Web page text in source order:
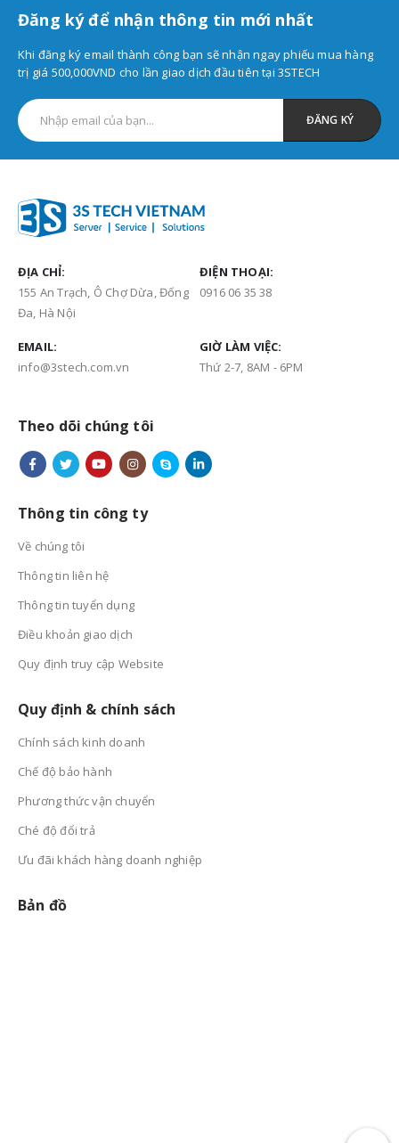
Đăng ký để nhận thông tin mới nhất
Khi đăng ký email thành công bạn sẽ nhận ngay phiếu mua hàng
trị giá 500,000VND cho lần giao dịch đầu tiên tại 3STECH
ĐỊA CHỈ:
155 An Trạch, Ô Chợ Dừa, Đống
Đa, Hà Nội
ĐIỆN THOẠI:
0916 06 35 38
EMAIL:
info@3stech.com.vn
GIỜ LÀM VIỆC:
Thứ 2-7, 8AM - 6PM
Theo dõi chúng tôi
Thông tin công ty
Về chúng tôi
Thông tin liên hệ
Thông tin tuyển dụng
Điều khoản giao dịch
Quy định truy cập Website
Quy định & chính sách
Chính sách kinh doanh
Chế độ bảo hành
Phương thức vận chuyển
Ché độ đổi trả
Ưu đãi khách hàng doanh nghiệp
Bản đồ